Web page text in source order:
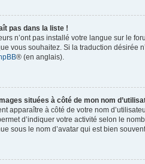
pas dans la liste !
n’ont pas installé votre langue sur le
vous souhaitez. Si la traduction désirée
® (en anglais).
situées à côté de mon nom
apparaître à côté de votre nom
d’indiquer votre activité selon le
sous le nom d’avatar qui est bien